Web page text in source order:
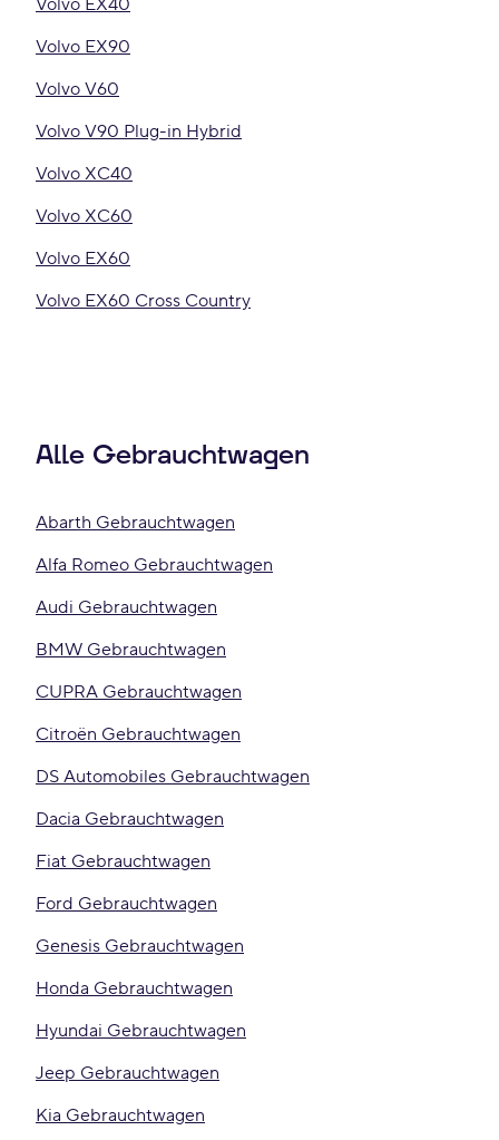
Volvo EX40
Volvo EX90
Volvo V60
Volvo V90 Plug-in Hybrid
Volvo XC40
Volvo XC60
Volvo EX60
Volvo EX60 Cross Country
Alle Gebrauchtwagen
Abarth Gebrauchtwagen
Alfa Romeo Gebrauchtwagen
Audi Gebrauchtwagen
BMW Gebrauchtwagen
CUPRA Gebrauchtwagen
Citroën Gebrauchtwagen
DS Automobiles Gebrauchtwagen
Dacia Gebrauchtwagen
Fiat Gebrauchtwagen
Ford Gebrauchtwagen
Genesis Gebrauchtwagen
Honda Gebrauchtwagen
Hyundai Gebrauchtwagen
Jeep Gebrauchtwagen
Kia Gebrauchtwagen